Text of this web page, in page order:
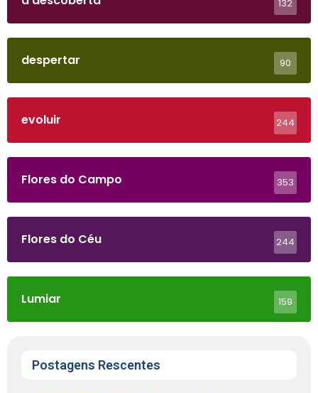
132
despertar 90
evoluir 244
Flores do Campo 353
Flores do Céu 244
Lumiar 159
Postagens Rescentes